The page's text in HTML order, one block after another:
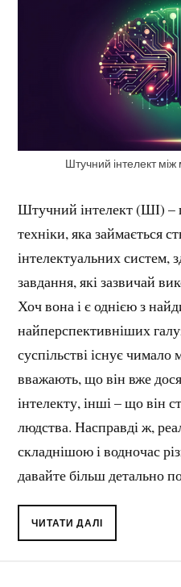
Штучний інтелект
Штучний інтелект (ШІ) –
техніки, яка займається
інтелектуальних систем,
завдання, які зазвичай
Хоч вона і є однією з
найперспективніших
суспільстві існує
вважають, що він вже
інтелекту, інші – що він
людства. Насправді ж,
складнішою і водночас
давайте більш детально
ЧИТАТИ ДАЛІ